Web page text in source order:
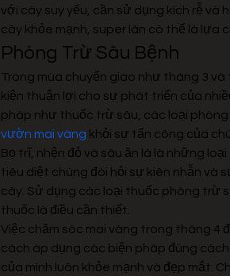
với cây suy yếu, cần sử dụng kích rễ và
cây khỏe mạnh, super lân có thể là lựa
Phòng Trừ Sâu Bệnh
Trong mùa chuyển giao như tháng 3
kiện thuận lợi cho sự phát triển của
pháp như thuốc trừ sâu, các loại
vườn mai vàng khỏi sự tấn công của
Bọ trĩ, nhện đỏ và sâu ăn lá là những
tiêu diệt chúng đòi hỏi sự kiên nhẫn và
cây. Sử dụng các loại thuốc phòng trừ
thuốc là điều cần thiết.
Việc chăm sóc mai vàng trong tháng 4
cách áp dụng các biện pháp đúng
của mình luôn khỏe mạnh và đẹp mắt.